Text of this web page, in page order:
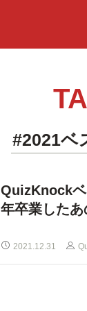
#2021ベ
QuizKnock
年卒業した
2021.12.31